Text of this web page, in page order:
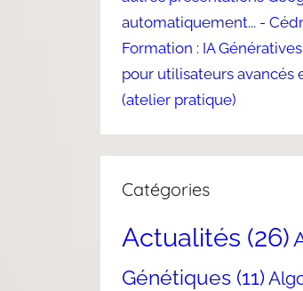
automatiquement... -
Formation : IA
pour utilisateurs avancés
(atelier pratique)
Catégories
Actualités (26)
Génétiques (11)